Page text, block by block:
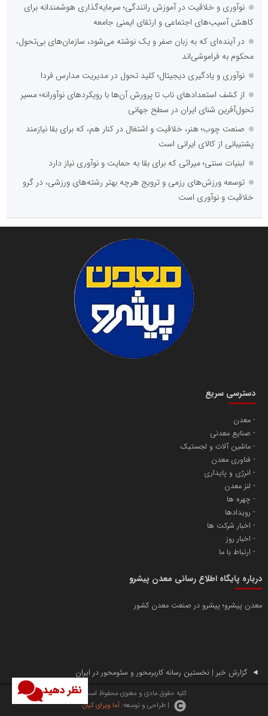
نظر دهید
نوآوری و خلاقیت در آموزش رانندگی؛ سرمایه‌گذاری هوشمندانه برای
کاهش آسیب‌های اجتماعی و ارتقای ایمنی جامعه
در آینده‌ای که به زبان صفر و یک نوشته می‌شود، سازمان‌های بی‌تحول،
محکوم به فراموشی‌اند
نوآوری و یادگیری دیجیتال؛ کلید تحول در مدیریت مدارس فردا
از کشف استعدادهای ناب تا پرورش آن‌ها با رویکردهای نوآورانه؛ مسیر
تحول‌آفرین شنای ایران در سطح جهانی
صنعت چوب؛ هنر، خلاقیت و اشتغال در کنار هم، که برای بقا نیازمند
پشتیبانی از کالای ایرانی است
لبنیات سنتی؛ میراثی که برای بقا به حمایت و نوآوری نیاز دارد
توسعه ورزش‌های رزمی و ترویج هرچه بهتر رشته‌های ورزشی، در گرو
خلاقیت و نوآوری است
دسترسی سریع
معدن
صنایع معدنی
ماشین آلات و لجستیک
فناوری معدن
انرژی و پایداری
لنز معدن
چهره ها
رویدادها
اخبار شرکت ها
اخبار روز
ارتباط با ما
درباره پایگاه اطلاع رسانی معدن پیشرو
معدن پیشرو؛ پیشرو در صنعت معدن کشور
گزارش خبر | نخستین رسانه کاربرمحور و سئومحور در ایران
کلیه حقوق مادی و معنوی محفوظ است.
| طراحی و توسعه: آما ویرای کیان